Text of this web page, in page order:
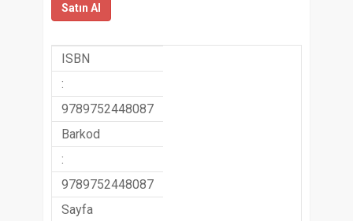
Satın Al
ISBN
:
9789752448087
Barkod
:
9789752448087
Sayfa